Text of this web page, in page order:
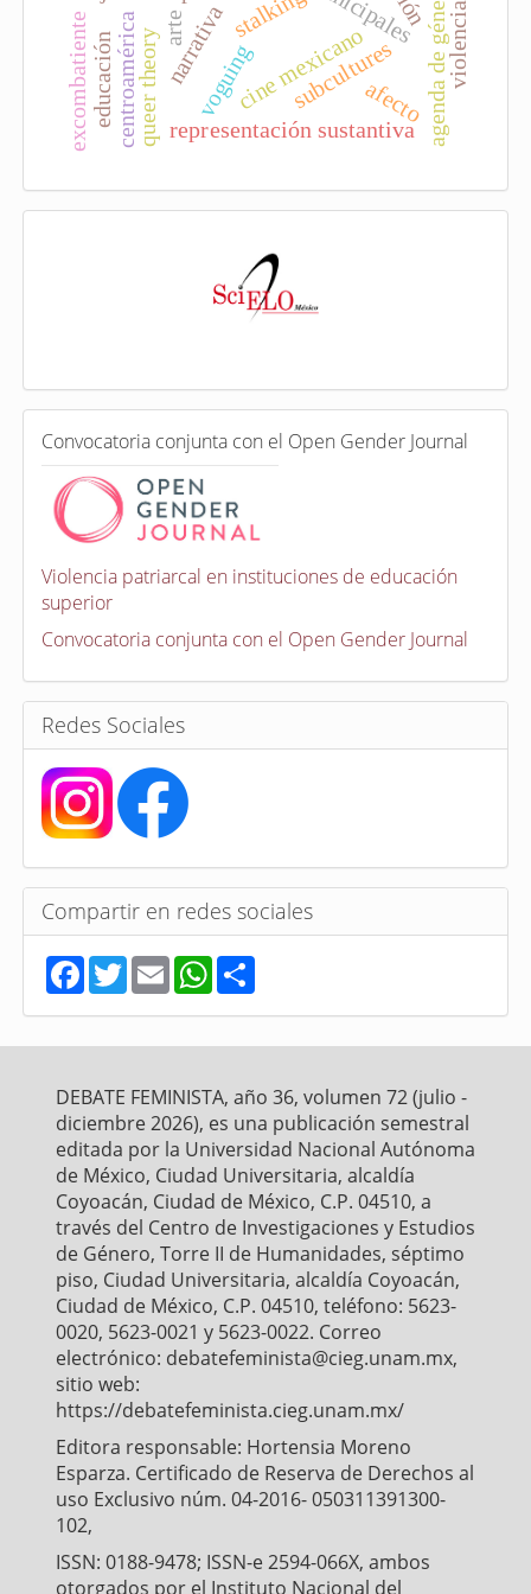
cine mexicano agenda de género
representación sustantiva
voguing
queer theory subculturesafecto
centroamérica narrativa
arte
educación
excombatiente
a
e
n
C
o
o
a
t
o
r
a
s
Convocatoria conjunta con el Open Gender Journal
Violencia patriarcal en instituciones de educación
superior
Convocatoria conjunta con el Open Gender Journal
Redes Sociales
Compartir en redes sociales
F
a
c
e
b
k
T
w
t
t
E
m
a
i
l
W
h
a
t
s
p
S
h
r
e
DEBATE FEMINISTA, año 36, volumen 72 (julio -
diciembre 2026), es una publicación semestral
editada por la Universidad Nacional Autónoma
de México, Ciudad Universitaria, alcaldía
Coyoacán, Ciudad de México, C.P. 04510, a
través del Centro de Investigaciones y Estudios
de Género, Torre II de Humanidades, séptimo
piso, Ciudad Universitaria, alcaldía Coyoacán,
Ciudad de México, C.P. 04510, teléfono: 5623-
0020, 5623-0021 y 5623-0022. Correo
electrónico: debatefeminista@cieg.unam.mx,
sitio web:
https://debatefeminista.cieg.unam.mx/
Editora responsable: Hortensia Moreno
Esparza. Certificado de Reserva de Derechos al
uso Exclusivo núm. 04-2016- 050311391300-
102,
ISSN: 0188-9478; ISSN-e 2594-066X, ambos
otorgados por el Instituto Nacional del